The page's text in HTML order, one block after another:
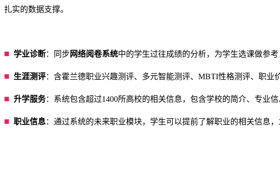
扎实的数据支撑。
■ 学业诊断：同步 网络阅卷系统中的学生过往成绩的分析，为学生选课做参
■ 生涯测评：含霍兰德职业兴趣测评、多元智能测评、MBTI性格测评、职业
■ 升学服务：系统包含超过1400所高校的相关信息，包含学校的简介、专业
■ 职业信息：通过系统的未来职业模块，学生可以提前了解职业的相关信息